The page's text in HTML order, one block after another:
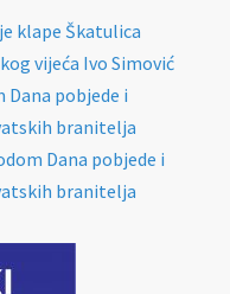
klape Škatulica
vijeća Ivo Simović
pobjede i
branitelja
Dana pobjede i
branitelja